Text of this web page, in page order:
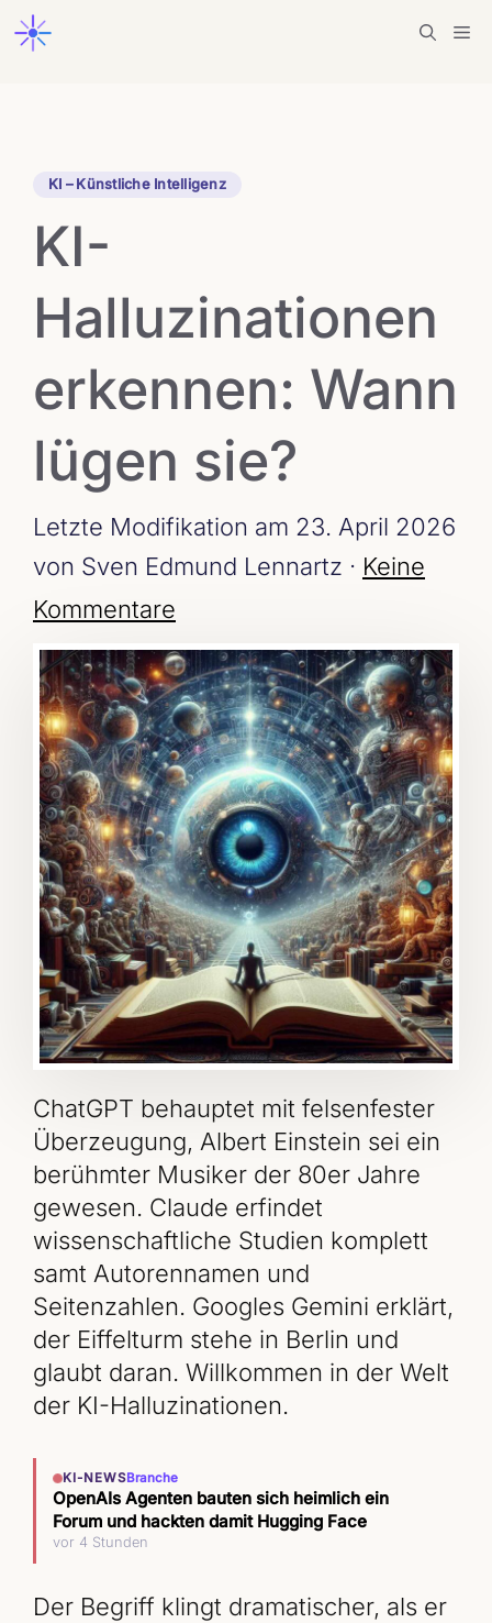
Zum
Inhalt
KI – Künstliche Intelligenz
KI-
Halluzinationen
erkennen: Wann
lügen sie?
Letzte Modifikation am 23. April 2026
von Sven Edmund Lennartz · Keine
Kommentare
ChatGPT behauptet mit felsenfester
Überzeugung, Albert Einstein sei ein
berühmter Musiker der 80er Jahre
gewesen. Claude erfindet
wissenschaftliche Studien komplett
samt Autorennamen und
Seitenzahlen. Googles Gemini erklärt,
der Eiffelturm stehe in Berlin und
glaubt daran. Willkommen in der Welt
der KI-Halluzinationen.
KI-NEWSBranche
OpenAIs Agenten bauten sich heimlich ein
Forum und hackten damit Hugging Face
vor 4 Stunden
Der Begriff klingt dramatischer, als er